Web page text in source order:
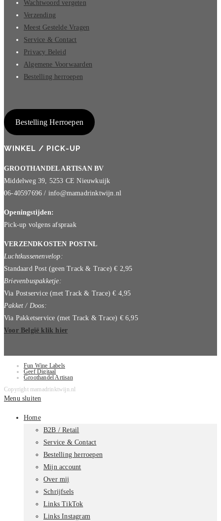
Wachtwoord vergeten
Verzending
Meest Gestelde Vragen
Service & Contact
Privacy Beleid
Algemene Voorwaarden
Bestelling herroepen
Bestelling Herroepen
WINKEL / PICK-UP
GROOTHANDEL ARTISAN BV
Middelweg 39, 5253 CE Nieuwkuijk
06-40597696 / info@mamadrinktwijn.nl
Openingstijden:
Pick-up volgens afspraak
VERZENDKOSTEN POSTNL
Luchtkussenenvelop:
Standaard Post (geen Track & Trace) € 2,95
Brievenbuspakketje:
Via Postservice (met Track & Trace) € 4,95
Pakket / Doos:
Via Pakketservice (met Track & Trace) € 6,95
Voor België klik hier
Fun Wine Labels
Geef Digitaal
Groothandel Artisan
Copyright mamadrinktwijn.nl
Menu sluiten
Home
B2B / Retail
Service & Contact
Bestelling herroepen
Mijn account
Over mij
Schrijfsels
Links TikTok
Links Instagram